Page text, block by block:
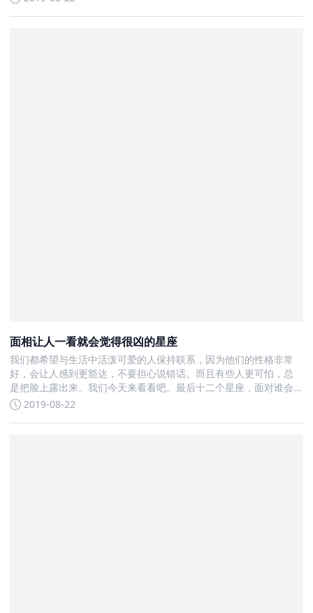
面相让人一看就会觉得很凶的星座
我们都希望与生活中活泼可爱的人保持联系，因为他们的性格非常
好，会让人感到更豁达，不要担心说错话。而且有些人更可怕，总
是把脸上露出来。我们今天来看看吧。最后十二个星座，面对谁会
让人感到非常凶悍
2019-08-22